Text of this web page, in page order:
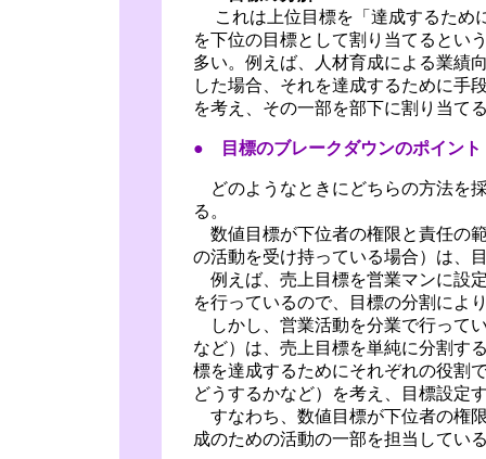
これは上位目標を「達成するため
を下位の目標として割り当てるとい
多い。例えば、人材育成による業績
した場合、それを達成するために手
を考え、その一部を部下に割り当て
● 目標のブレークダウンのポイント
どのようなときにどちらの方法を
る。
数値目標が下位者の権限と責任の
の活動を受け持っている場合）は、
例えば、売上目標を営業マンに設
を行っているので、目標の分割によ
しかし、営業活動を分業で行って
など）は、売上目標を単純に分割す
標を達成するためにそれぞれの役割
どうするかなど）を考え、目標設定
すなわち、数値目標が下位者の権
成のための活動の一部を担当してい